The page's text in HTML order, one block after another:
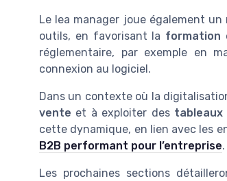
Le lea manager joue également un
outils, en favorisant la formation
réglementaire, par exemple en
connexion au logiciel.
Dans un contexte où la
vente et à exploiter des tableaux
cette dynamique, en lien avec les
B2B performant pour l’entreprise.
Les prochaines sections